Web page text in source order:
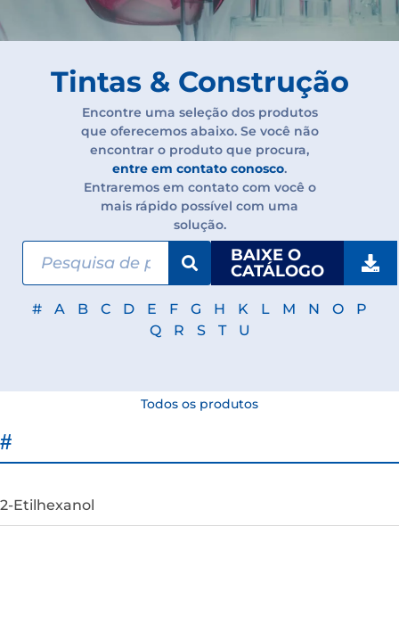
Tintas & Construção
Encontre uma seleção dos produtos
que oferecemos abaixo. Se você não
encontrar o produto que procura,
entre em contato conosco.
Entraremos em contato com você o
mais rápido possível com uma
solução.
BAIXE O
CATÁLOGO
# A B C D E F G H K L M N O
P
Q
R S T U
Todos os produtos
#
2-Etilhexanol